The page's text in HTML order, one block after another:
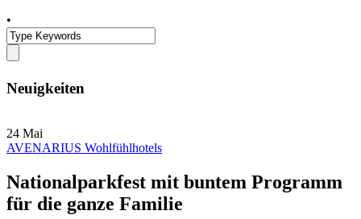
•
Neuigkeiten
24 Mai
AVENARIUS Wohlfühlhotels
Nationalparkfest mit buntem Programm
für die ganze Familie